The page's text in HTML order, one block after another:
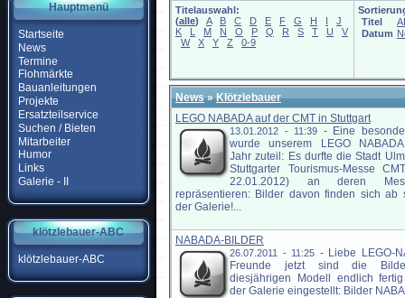
Hauptmenü
Startseite
News
Termine
Flohmärkte
Bauanleitungen
Projekte
Ersatzteilservice
Suchen / Bieten
Mitarbeiter
Humor
Links
Galerie - II
klötzlebauer-ABC
klötzlebauer-ABC
Titelauswahl:
(alle) A B C D E F G H I
J
K
L M N O P Q R S T U
V
W
X Y Z 0-9
Titel
Datum
News»Klötzlebauer
LEGO NABADA auf der CMT in Stuttgart
13.01.2012 - 11:39 - Eine
wurde unserem LEGO
Jahr zuteil: Es durfte die Stadt
Stuttgarter Tourismus-Messe
22.01.2012) an deren
repräsentieren: Bilder davon finden sich ab
der Galerie!...
NABADA-BILDER
26.07.2011 - 11:25 - Liebe LEGO-
Freunde jetzt sind die
diesjährigen Modell endlich
der Galerie eingestellt: Bilder